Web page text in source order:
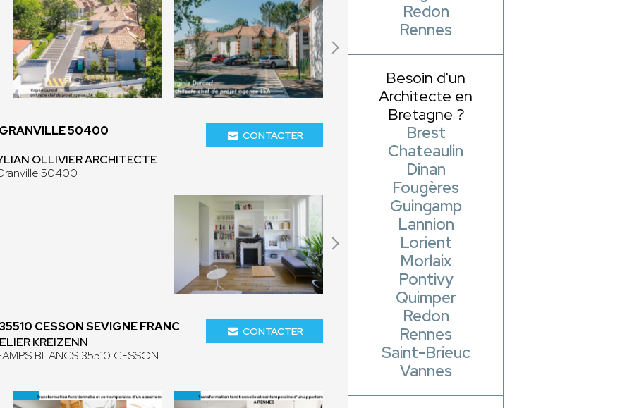
50400
OLLIVIER ARCHITECTE
50400
CONTACTER
CESSON SEVIGNE FRANC
KREIZENN
BLANCS 35510 CESSON
CONTACTER
Redon
Rennes
Besoin d'un
Architecte en
Bretagne ?
Brest
Chateaulin
Dinan
Fougères
Guingamp
Lannion
Lorient
Morlaix
Pontivy
Quimper
Redon
Rennes
Saint-Brieuc
Vannes